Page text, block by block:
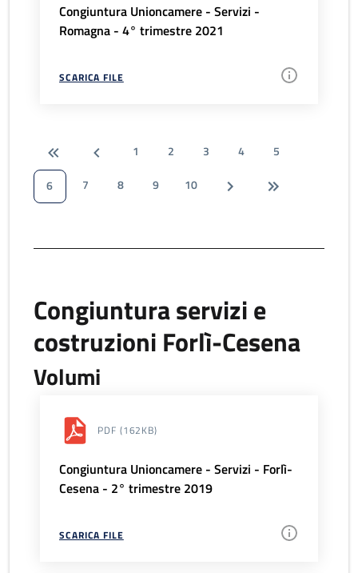
Congiuntura Unioncamere - Servizi -
Romagna - 4° trimestre 2021
SCARICA FILE
1 2 3 4
5
6
7 8 9 10
Congiuntura servizi e
costruzioni Forlì-Cesena
Volumi
PDF (162KB)
Congiuntura Unioncamere - Servizi - Forlì-
Cesena - 2° trimestre 2019
SCARICA FILE